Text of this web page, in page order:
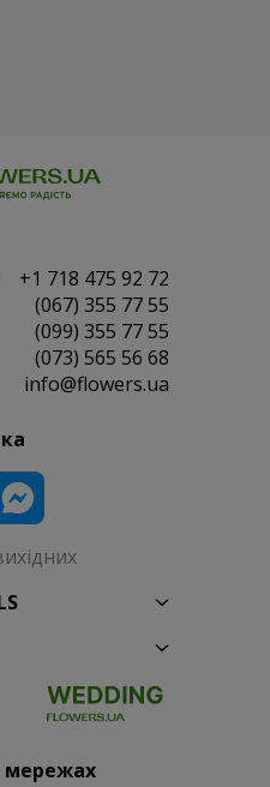
+1 718 475 92 72
(067) 355 77 55
(099) 355 77 55
(073) 565 56 68
info@flowers.ua
мережах